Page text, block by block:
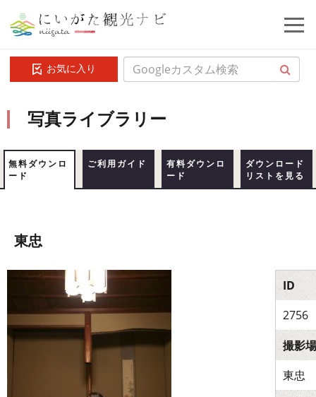
お気に入り
写真ライブラリー
無料ダウンロ
ード
ご利用ガイド
有料ダウンロ
ード
ダウンロード
リストを見る
東忠
ID
2756
撮影
東忠